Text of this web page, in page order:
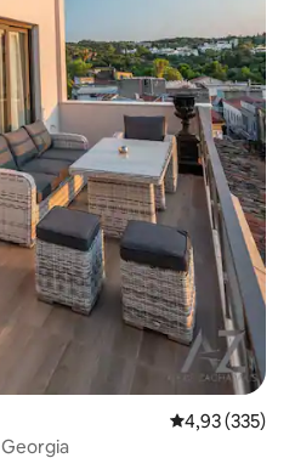
Średnia
4,93 (335)
Art Acropolis Apartments Georgia